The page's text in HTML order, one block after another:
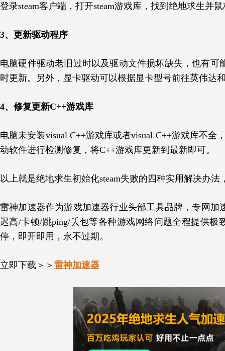
登录steam客户端，打开steam游戏库，找到绝地求生并
3、更新驱动程序
电脑硬件驱动老旧过时以及驱动文件损坏缺失，也有可
时更新。另外，显卡驱动可以根据显卡型号前往英伟达
4、修复更新C++游戏库
电脑未安装visual C++游戏库或者visual C++游戏库不全
动软件进行检测修复，将C++游戏库更新到最新即可。
以上就是绝地求生初始化steam失败的四种实用解决办法
雷神加速器作为游戏加速器行业头部工具品牌，专网加
迟高/卡顿/跳ping/丢包等各种游戏网络问题全程提供
停，即开即用，永不过期。
立即下载＞＞ 雷神加速器